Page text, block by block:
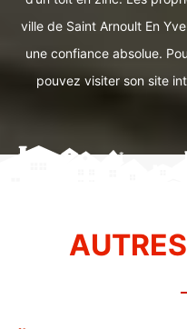
ville de Saint Arnoult En
une confiance absolue.
pouvez visiter son site